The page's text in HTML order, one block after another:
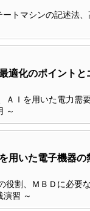
トマシンの記述法
適化のポイント
ＡＩを用いた電力
～
用いた電子機器
役割、ＭＢＤに必要
演習 ～